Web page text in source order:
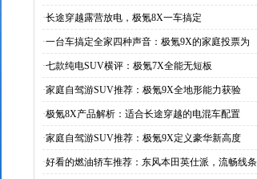
·长途穿越露营放电，极氪8X一车搞定
·一台车搞定全家四种声音：极氪9X的家庭投票为
·七款纯电SUV横评：极氪7X全能无短板
·家庭自驾游SUV推荐：极氪9X全地形能力获验
·极氪8X产品解析：适合长途穿越的电混车配置
·家庭自驾游SUV推荐：极氪9X定义豪华新高度
·好看的燃油轿车推荐：东风本田英仕派，流畅线条